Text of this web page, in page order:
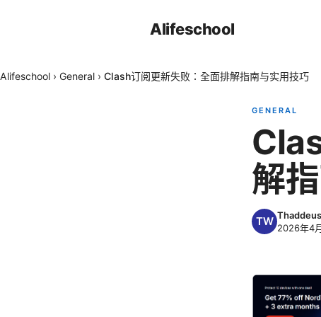
Alifeschool
Alifeschool › General › Clash订阅更新失败：全面排解指南与实用技巧
GENERAL
解
2026年4